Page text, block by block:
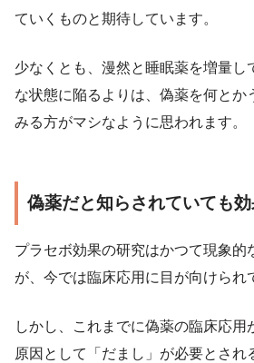
ていくものと期待しています。
少なくとも、漫然と睡眠薬を増量し
な状態に陥るよりは、偽薬を何とか
みる方がマシなように思われます。
偽薬だと知らされていても効
プラセボ効果の研究はかつて現象的
が、今では臨床応用に目が向けられ
しかし、これまでに偽薬の臨床応用
原因として「だまし」が必要とされ